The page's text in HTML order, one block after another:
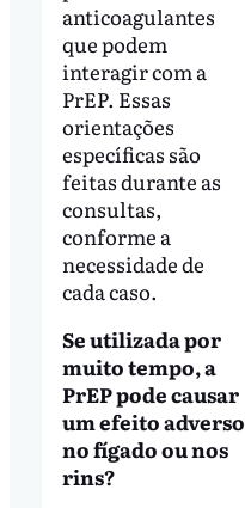
anticoagulantes
que podem
interagir com a
PrEP. Essas
orientações
específicas são
feitas durante as
consultas,
conforme a
necessidade de
cada caso.
Se utilizada por
muito tempo, a
PrEP pode causar
um efeito adverso
no fígado ou nos
rins?